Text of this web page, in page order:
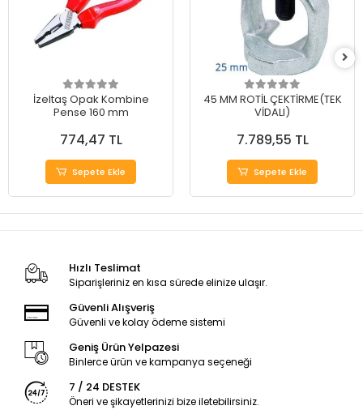
İzeltaş Opak Kombine
Pense 160 mm
774,47 TL
Sepete Ekle
45 MM ROTİL ÇEKTİRME(TEK
VİDALI)
7.789,55 TL
Sepete Ekle
Hızlı Teslimat
Siparişleriniz en kısa sürede elinize ulaşır.
Güvenli Alışveriş
Güvenli ve kolay ödeme sistemi
Geniş Ürün Yelpazesi
Binlerce ürün ve kampanya seçeneği
7 / 24 DESTEK
Öneri ve şikayetlerinizi bize iletebilirsiniz.